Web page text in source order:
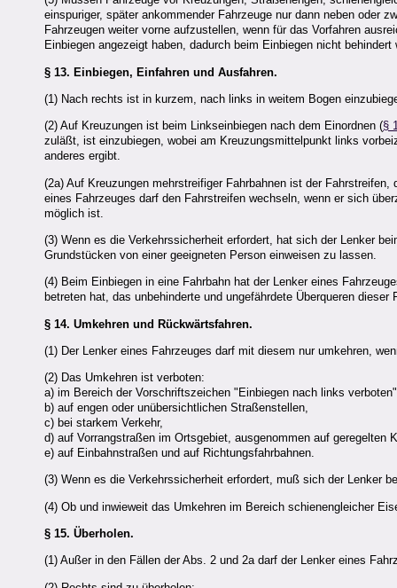
einspuriger, später ankommender Fahrzeuge nur dann neben oder
Fahrzeugen weiter vorne aufzustellen, wenn für das Vorfahren
Einbiegen angezeigt haben, dadurch beim Einbiegen nicht behindert
§ 13. Einbiegen, Einfahren und Ausfahren.
(1) Nach rechts ist in kurzem, nach links in weitem Bogen
(2) Auf Kreuzungen ist beim Linkseinbiegen nach dem Einordnen (§
zuläßt, ist einzubiegen, wobei am Kreuzungsmittelpunkt links
anderes ergibt.
(2a) Auf Kreuzungen mehrstreifiger Fahrbahnen ist der
eines Fahrzeuges darf den Fahrstreifen wechseln, wenn er sich
möglich ist.
(3) Wenn es die Verkehrssicherheit erfordert, hat sich der Lenker
Grundstücken von einer geeigneten Person einweisen zu lassen.
(4) Beim Einbiegen in eine Fahrbahn hat der Lenker eines
betreten hat, das unbehinderte und ungefährdete Überqueren dieser
§ 14. Umkehren und Rückwärtsfahren.
(1) Der Lenker eines Fahrzeuges darf mit diesem nur umkehren,
(2) Das Umkehren ist verboten:
a) im Bereich der Vorschriftszeichen "Einbiegen nach links
b) auf engen oder unübersichtlichen Straßenstellen,
c) bei starkem Verkehr,
d) auf Vorrangstraßen im Ortsgebiet, ausgenommen auf geregelten
e) auf Einbahnstraßen und auf Richtungsfahrbahnen.
(3) Wenn es die Verkehrssicherheit erfordert, muß sich der Lenker
(4) Ob und inwieweit das Umkehren im Bereich schienengleicher
§ 15. Überholen.
(1) Außer in den Fällen der Abs. 2 und 2a darf der Lenker eines